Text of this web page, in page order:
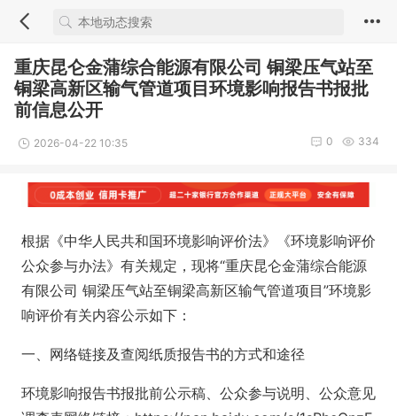
重庆昆仑金蒲综合能源有限公司 铜梁压气站至
铜梁高新区输气管道项目环境影响报告书报批
前信息公开
2026-04-22 10:35 334
0
根据《中华人民共和国环境影响评价法》《环境影响评价
公众参与办法》有关规定，现将“重庆昆仑金蒲综合能源
有限公司 铜梁压气站至铜梁高新区输气管道项目”环境影
响评价有关内容公示如下：
一、网络链接及查阅纸质报告书的方式和途径
环境影响报告书报批前公示稿、公众参与说明、公众意见